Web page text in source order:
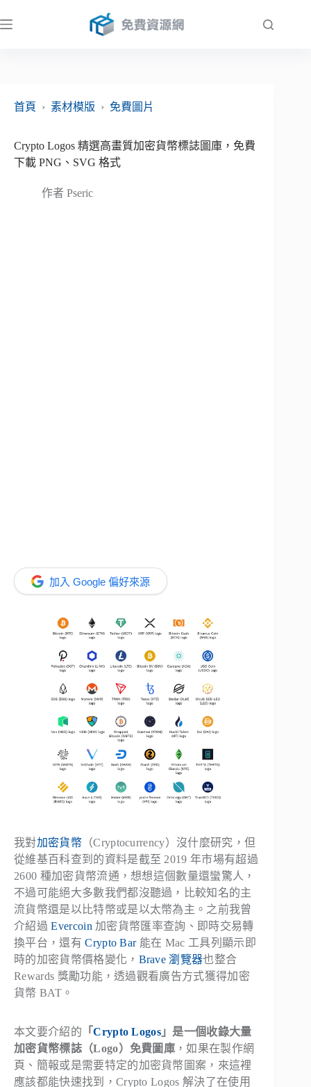
至
首頁
› 素材模版 › 免費圖片
Crypto Logos 精選高畫質加密貨幣標誌圖庫，免費
下載 PNG、SVG 格式
作者 Pseric
加入 Google 偏好來源
我對加密貨幣（Cryptocurrency）沒什麼研究，但
從維基百科查到的資料是截至 2019 年市場有超過
2600 種加密貨幣流通，想想這個數量還蠻驚人，
不過可能絕大多數我們都沒聽過，比較知名的主
流貨幣還是以比特幣或是以太幣為主。之前我曾
介紹過Evercoin 加密貨幣匯率查詢、即時交易轉
換平台，還有Crypto Bar能在 Mac 工具列顯示即
時的加密貨幣價格變化， Brave 瀏覽器也整合
Rewards 獎勵功能，透過觀看廣告方式獲得加密
貨幣 BAT。
本文要介紹的 「Crypto Logos 」是一個收錄大量
加密貨幣標誌（Logo）免費圖庫 ，如果在製作網
頁、簡報或是需要特定的加密貨幣圖案，來這裡
應該都能快速找到，Crypto Logos 解決了在使用